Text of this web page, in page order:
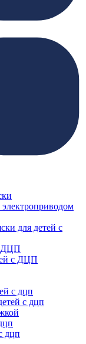
для детей с
ДЦП
с ДЦП
с дцп
с дцп
дцп